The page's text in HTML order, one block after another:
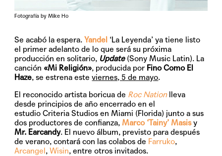
Fotografía by Mike Ho
Se acabó la espera.Yandel ‘La Leyenda’ ya tiene listo
el primer adelanto de lo que será su próxima
producción en solitario, Update(Sony Music Latin). La
canción «Mi Religión», producida por Fino Como El
Haze, se estrena esteviernes, 5 de mayo.
El reconocido artista boricua de Roc Nationlleva
desde principios de año encerrado en el
estudio Criteria Studios en Miami (Florida) junto a sus
dos productores de confianza, Marco ‘Tainy’ Masisy
Mr. Earcandy. El nuevo álbum, previsto para después
de verano, contará con las colabos de Farruko,
Arcangel,Wisin, entre otros invitados.